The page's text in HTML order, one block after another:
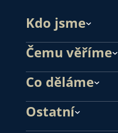
Kdo jsme
Čemu věříme
Co děláme
Ostatní